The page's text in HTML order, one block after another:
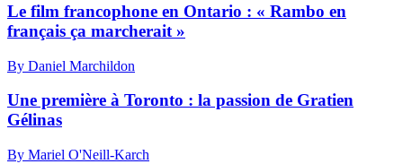
Le film francophone en Ontario : « Rambo en
français ça marcherait »
By Daniel Marchildon
Une première à Toronto : la passion de Gratien
Gélinas
By Mariel O'Neill-Karch